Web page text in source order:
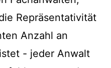
Repräsentativität
Anzahl an
- jeder Anwalt